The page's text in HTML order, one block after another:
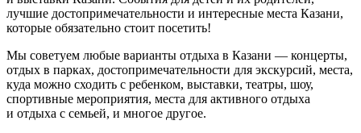
лучшие достопримечательности и интересные места Казани,
которые обязательно стоит посетить!
Мы советуем любые варианты отдыха в Казани — концерты,
отдых в парках, достопримечательности для экскурсий, места,
куда можно сходить с ребенком, выставки, театры, шоу,
спортивные мероприятия, места для активного отдыха
и отдыха с семьей, и многое другое.